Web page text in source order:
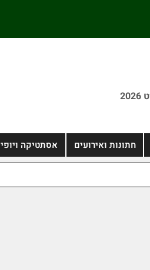
חתונות ואירועים אסתטיקה ויופי